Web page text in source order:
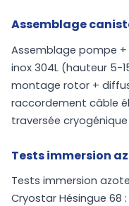
Assemblage
Assemblage pompe
inox 304L (hauteur 5-
montage rotor +
raccordement câble
traversée
Tests immersion
Tests immersion
Cryostar Hésingue 68